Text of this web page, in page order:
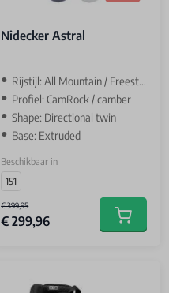
Nidecker Astral
Rijstijl: All Mountain / Freestyle
Profiel: CamRock / camber
Shape: Directional twin
Base: Extruded
Beschikbaar in
151
€ 399,95
€ 299,96 Add to cart